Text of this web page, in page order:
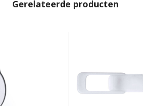
Gerelateerde producten